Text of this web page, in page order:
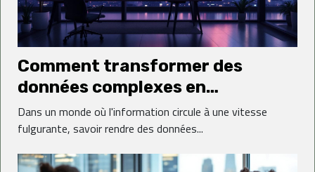
Comment transformer des
données complexes en
présentations visuelles
captivantes ?
Dans un monde où l'information circule à une vitesse
fulgurante, savoir rendre des données...